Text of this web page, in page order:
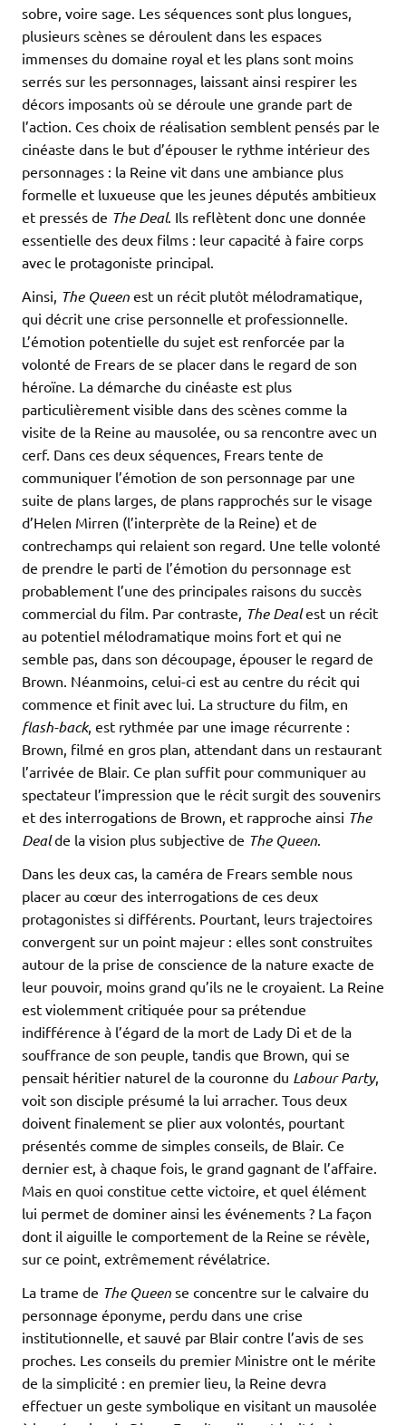
sobre, voire sage. Les séquences sont plus longues,
plusieurs scènes se déroulent dans les espaces
immenses du domaine royal et les plans sont moins
serrés sur les personnages, laissant ainsi respirer les
décors imposants où se déroule une grande part de
l’action. Ces choix de réalisation semblent pensés par le
cinéaste dans le but d’épouser le rythme intérieur des
personnages : la Reine vit dans une ambiance plus
formelle et luxueuse que les jeunes députés ambitieux
et pressés de The Deal. Ils reflètent donc une donnée
essentielle des deux films : leur capacité à faire corps
avec le protagoniste principal.
Ainsi, The Queen est un récit plutôt mélodramatique,
qui décrit une crise personnelle et professionnelle.
L’émotion potentielle du sujet est renforcée par la
volonté de Frears de se placer dans le regard de son
héroïne. La démarche du cinéaste est plus
particulièrement visible dans des scènes comme la
visite de la Reine au mausolée, ou sa rencontre avec un
cerf. Dans ces deux séquences, Frears tente de
communiquer l’émotion de son personnage par une
suite de plans larges, de plans rapprochés sur le visage
d’Helen Mirren (l’interprète de la Reine) et de
contrechamps qui relaient son regard. Une telle volonté
de prendre le parti de l’émotion du personnage est
probablement l’une des principales raisons du succès
commercial du film. Par contraste, The Dealest un récit
au potentiel mélodramatique moins fort et qui ne
semble pas, dans son découpage, épouser le regard de
Brown. Néanmoins, celui-ci est au centre du récit qui
commence et finit avec lui. La structure du film, en
flash-back, est rythmée par une image récurrente :
Brown, filmé en gros plan, attendant dans un restaurant
l’arrivée de Blair. Ce plan suffit pour communiquer au
spectateur l’impression que le récit surgit des souvenirs
et des interrogations de Brown, et rapproche ainsi The
Dealde la vision plus subjective de The Queen.
Dans les deux cas, la caméra de Frears semble nous
placer au cœur des interrogations de ces deux
protagonistes si différents. Pourtant, leurs trajectoires
convergent sur un point majeur : elles sont construites
autour de la prise de conscience de la nature exacte de
leur pouvoir, moins grand qu’ils ne le croyaient. La Reine
est violemment critiquée pour sa prétendue
indifférence à l’égard de la mort de Lady Di et de la
souffrance de son peuple, tandis que Brown, qui se
pensait héritier naturel de la couronne du Labour Party,
voit son disciple présumé la lui arracher. Tous deux
doivent finalement se plier aux volontés, pourtant
présentés comme de simples conseils, de Blair. Ce
dernier est, à chaque fois, le grand gagnant de l’affaire.
Mais en quoi constitue cette victoire, et quel élément
lui permet de dominer ainsi les événements ? La façon
dont il aiguille le comportement de la Reine se révèle,
sur ce point, extrêmement révélatrice.
La trame de The Queen se concentre sur le calvaire du
personnage éponyme, perdu dans une crise
institutionnelle, et sauvé par Blair contre l’avis de ses
proches. Les conseils du premier Ministre ont le mérite
de la simplicité : en premier lieu, la Reine devra
effectuer un geste symbolique en visitant un mausolée